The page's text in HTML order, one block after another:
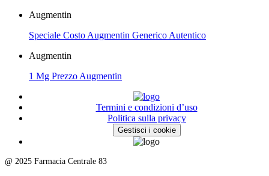
Augmentin
Speciale Costo Augmentin Generico Autentico
Augmentin
1 Mg Prezzo Augmentin
Termini e condizioni d’uso
Politica sulla privacy
Gestisci i cookie
@ 2025 Farmacia Centrale 83